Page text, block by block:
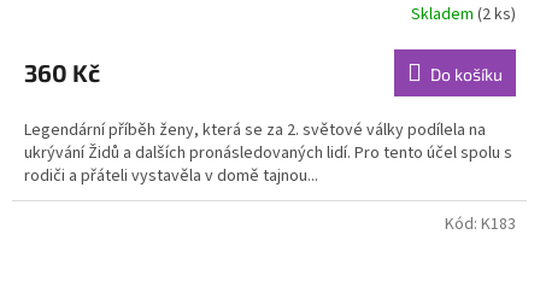
produktu
je
z
5
hvězdiček.
Skladem(2 ks)
360 Kč Do košíku
Legendární příběh ženy, která se za 2. světové války podílela na
ukrývání Židů a dalších pronásledovaných lidí. Pro tento účel spolu s
rodiči a přáteli vystavěla v domě tajnou...
Kód: K183